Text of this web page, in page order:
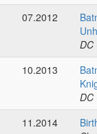
07.2012
DC
10.2013
DC
11.2014